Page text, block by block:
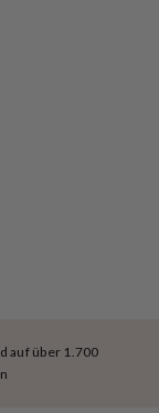
auf über 1.700